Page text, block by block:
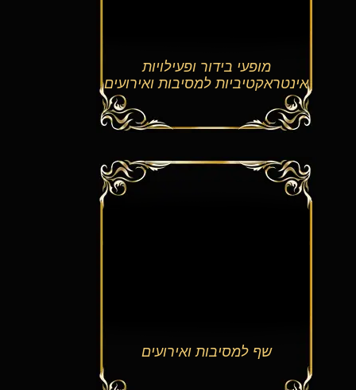
מופעי בידור ופעילויות
אינטראקטיביות למסיבות ואירועים
שף למסיבות ואירועים